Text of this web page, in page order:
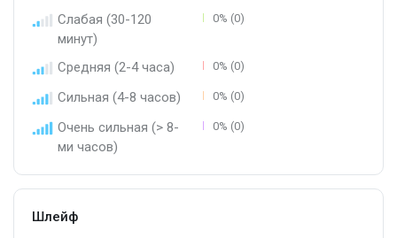
Слабая (30-120
минут)
0% (0)
Средняя (2-4 часа) 0% (0)
Сильная (4-8 часов) 0% (0)
Очень сильная (> 8-
ми часов)
0% (0)
Шлейф